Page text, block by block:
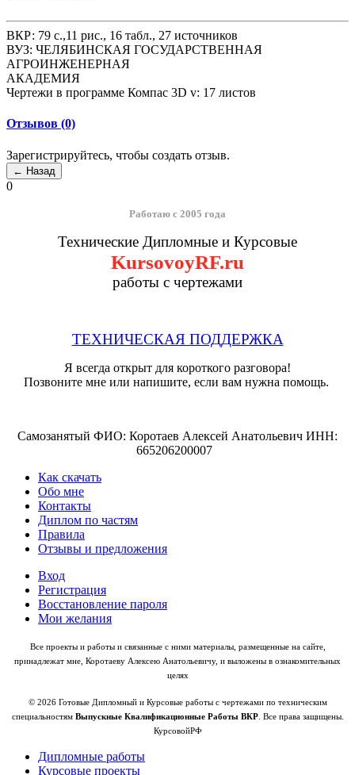
ВКР: 79 с.,11 рис., 16 табл., 27 источников
ВУЗ: ЧЕЛЯБИНСКАЯ ГОСУДАРСТВЕННАЯ
АГРОИНЖЕНЕРНАЯ
АКАДЕМИЯ
Чертежи в программе Компас 3D v: 17 листов
Отзывов (0)
Зарегистрируйтесь, чтобы создать отзыв.
0
Работаю с 2005 года
Технические Дипломные и Курсовые
KursovoyRF.ru
работы с чертежами
ТЕХНИЧЕСКАЯ ПОДДЕРЖКА
Я всегда открыт для короткого разговора!
Позвоните мне или напишите, если вам нужна помощь.
Самозанятый ФИО: Коротаев Алексей Анатольевич ИНН:
665206200007
Как скачать
Обо мне
Контакты
Диплом по частям
Правила
Отзывы и предложения
Вход
Регистрация
Восстановление пароля
Мои желания
Все проекты и работы и связанные с ними материалы, размещенные на сайте,
принадлежат мне, Коротаеву Алексею Анатольевичу, и выложены в ознакомительных
целях
© 2026 Готовые Дипломный и Курсовые работы с чертежами по техническим
специальностям Выпускные Квалификационные Работы ВКР. Все права защищены.
КурсовойРФ
Дипломные работы
Курсовые проекты